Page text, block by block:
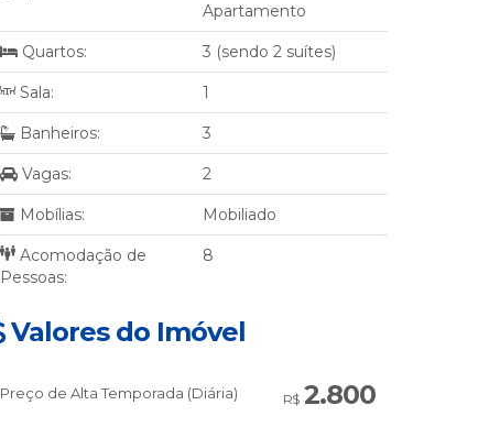
Apartamento
Quartos: 3 (sendo 2 suítes)
Sala: 1
Banheiros: 3
Vagas: 2
Mobílias: Mobiliado
Acomodação de
Pessoas:
8
Valores do Imóvel
R$ 2.800
Preço de Alta Temporada (Diária)